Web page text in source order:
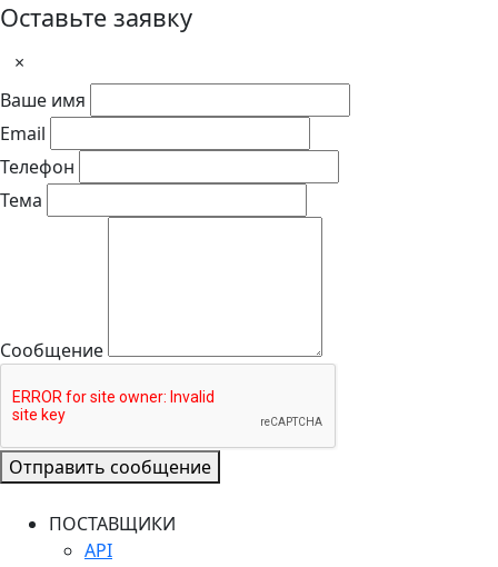
Оставьте заявку
×
Ваше имя
Email
Телефон
Тема
Сообщение
Отправить сообщение
ПОСТАВЩИКИ
API